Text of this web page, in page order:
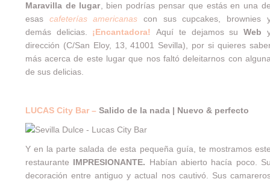
Maravilla de lugar, bien podrías pensar que estás en una
esas cafeterías americanas con sus cupcakes, brownies
demás delicias.
¡Encantadora! Aquí te dejamos suWeb
dirección (C/San Eloy, 13, 41001 Sevilla), por si quieres
más acerca de este lugar que nos faltó deleitarnos con
de sus delicias.
LUCAS City Bar – Salido de la nada | Nuevo & perfecto
Y en la parte salada de esta pequeña guía, te mostramos
restaurante IMPRESIONANTE. Habían abierto hacía poco.
decoración entre antiguo y actual nos cautivó. Sus